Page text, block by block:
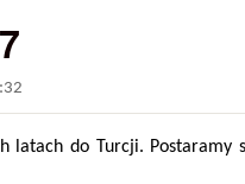
latach do Turcji.